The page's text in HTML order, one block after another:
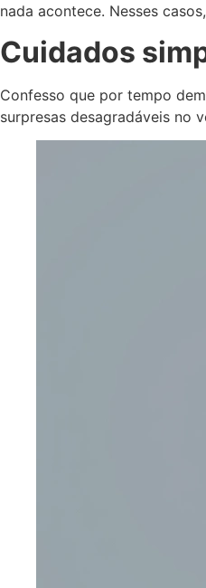
nada acontece. Nesses
Cuidados
Confesso que por tempo
surpresas desagradáveis no